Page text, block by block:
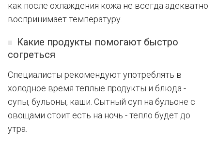
как после охлаждения кожа не всегда адекватно
воспринимает температуру.
Какие продукты помогают быстро
согреться
Специалисты рекомендуют употреблять в
холодное время теплые продукты и блюда -
супы, бульоны, каши. Сытный суп на бульоне с
овощами стоит есть на ночь - тепло будет до
утра.